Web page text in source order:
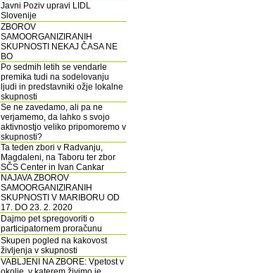
Javni Poziv upravi LIDL
Slovenije
ZBOROV
SAMOORGANIZIRANIH
SKUPNOSTI NEKAJ ČASA NE
BO
Po sedmih letih se vendarle
premika tudi na sodelovanju
ljudi in predstavniki ožje lokalne
skupnosti
Se ne zavedamo, ali pa ne
verjamemo, da lahko s svojo
aktivnostjo veliko pripomoremo v
skupnosti?
Ta teden zbori v Radvanju,
Magdaleni, na Taboru ter zbor
SČS Center in Ivan Cankar
NAJAVA ZBOROV
SAMOORGANIZIRANIH
SKUPNOSTI V MARIBORU OD
17. DO 23. 2. 2020
Dajmo pet spregovoriti o
participatornem proračunu
Skupen pogled na kakovost
življenja v skupnosti
VABLJENI NA ZBORE: Vpetost v